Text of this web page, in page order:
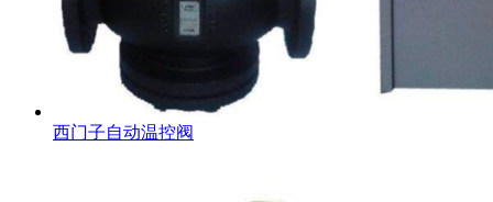
西门子自动温控阀